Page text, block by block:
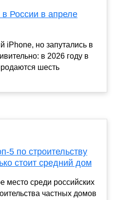
России в апреле
iPhone, но запутались в
в 2026 году в
шесть
5 по строительству
стоит средний дом
место среди российских
частных домов